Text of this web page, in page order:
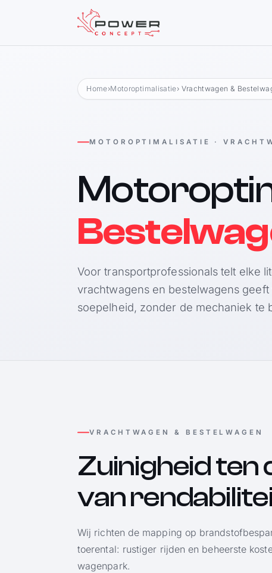
Home›Motoroptimalisatie› Vrachtwagen &
MOTOROPTIMALISATIE ·
Voor transportprofessionals telt elke
vrachtwagens en bestelwagens
soepelheid, zonder de mechaniek te
VRACHTWAGEN & BESTELWAGEN
Zuinigheid ten
van
Wij richten de mapping op
toerental: rustiger rijden en beheerste
wagenpark.